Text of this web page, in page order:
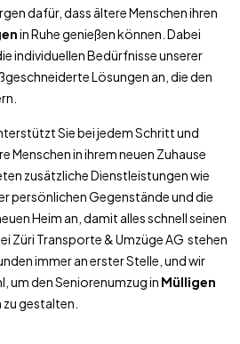
dafür, dass ältere Menschen ihren
in Ruhe genießen können. Dabei
individuellen Bedürfnisse unserer
Lösungen an, die den
Sie bei jedem Schritt und
Menschen in ihrem neuen Zuhause
zusätzliche Dienstleistungen wie
persönlichen Gegenstände und die
Heim an, damit alles schnell seinen
Züri Transporte & Umzüge AG stehen
immer an erster Stelle, und wir
um den Seniorenumzug in Mülligen
gestalten.